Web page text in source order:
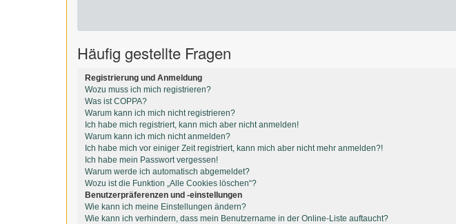
Häufig gestellte Fragen
Registrierung und Anmeldung
Wozu muss ich mich registrieren?
Was ist COPPA?
Warum kann ich mich nicht registrieren?
Ich habe mich registriert, kann mich aber nicht anmelden!
Warum kann ich mich nicht anmelden?
Ich habe mich vor einiger Zeit registriert, kann mich aber nicht mehr anmelden?!
Ich habe mein Passwort vergessen!
Warum werde ich automatisch abgemeldet?
Wozu ist die Funktion „Alle Cookies löschen“?
Benutzerpräferenzen und -einstellungen
Wie kann ich meine Einstellungen ändern?
Wie kann ich verhindern, dass mein Benutzername in der Online-Liste auftaucht?